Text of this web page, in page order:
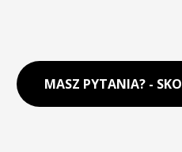
MASZ PYTANIA? -